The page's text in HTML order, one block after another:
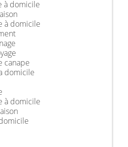
à domicile
à domicile
canape
domicile
à domicile